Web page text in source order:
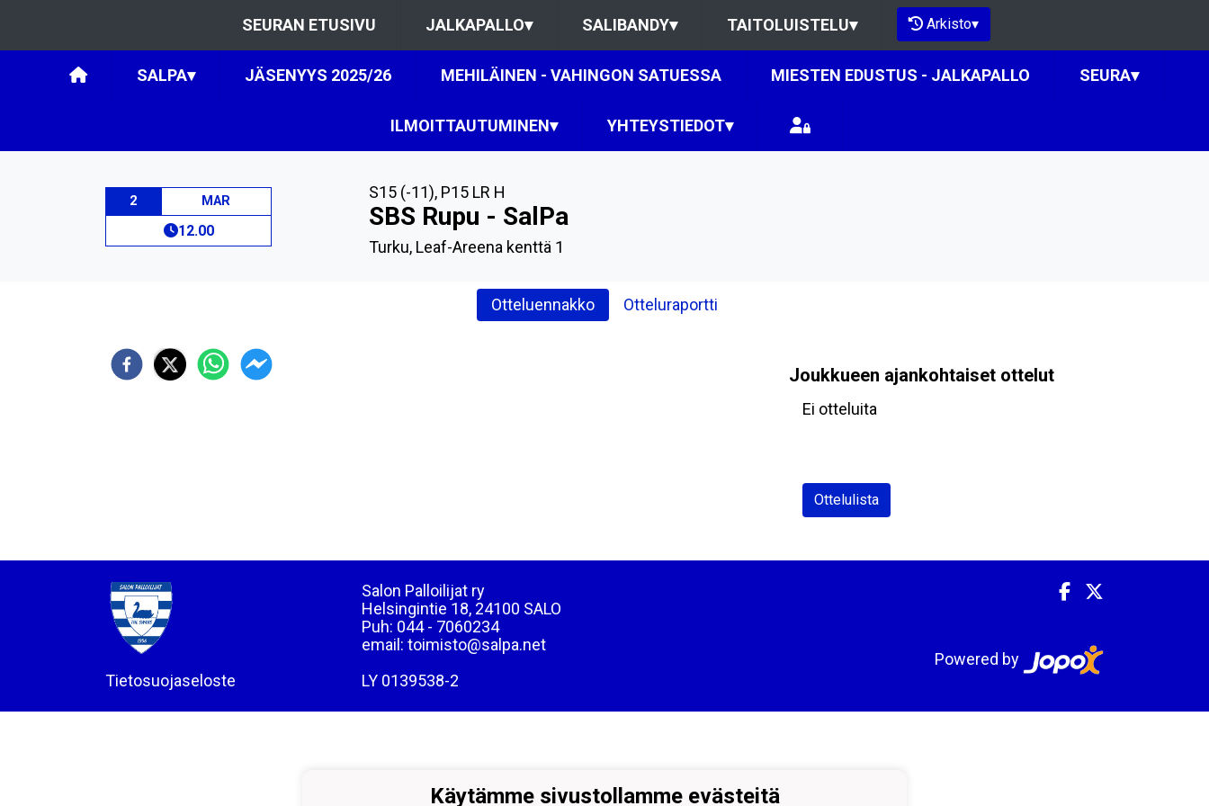
SEURAN ETUSIVU JALKAPALLO▾ SALIBANDY▾ TAITOLUISTELU▾ Arkisto▾
SALPA▾ JÄSENYYS 2025/26 MEHILÄINEN - VAHINGON SATUESSA MIESTEN EDUSTUS - JALKAPALLO SEURA▾
ILMOITTAUTUMINEN▾ YHTEYSTIEDOT▾
2 MAR
12.00
S15 (-11), P15 LR H
SBS Rupu - SalPa
Turku, Leaf-Areena kenttä 1
Otteluennakko Otteluraportti
Joukkueen ajankohtaiset ottelut
Ei otteluita
Ottelulista
Tietosuojaseloste
Salon Palloilijat ry
Helsingintie 18, 24100 SALO
Puh: 044 - 7060234
email: toimisto@salpa.net
LY 0139538-2
Powered by
Käytämme sivustollamme evästeitä